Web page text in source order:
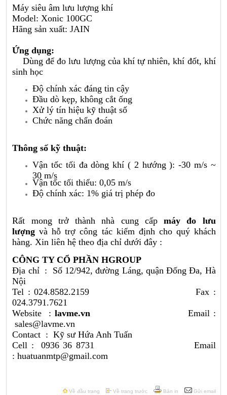
Máy siêu âm lưu lượng khí
Model: Xonic 100GC
Hãng sản xuất: JAIN
Ứng dụng:
Dùng để đo lưu lượng của khí tự nhiên, khí đốt, khí
sinh học
Độ chính xác đáng tin cậy
Đầu dò kẹp, không cắt ống
Xử lý tín hiệu kỹ thuật số
Chức năng chẩn đoán
Thông số kỹ thuật:
Vận tốc tối đa dòng khí ( 2 hướng ): -30 m/s ~
30 m/s
Vận tốc tối thiểu: 0,05 m/s
Độ chính xác: 1% giá trị phép đo
Rất mong trở thành nhà cung cấpmáy đo lưu
lượngvà hỗ trợ công tác kiểm định cho quý khách
hàng. Xin liên hệ theo địa chỉ dưới đây :
CÔNG TY CỔ PHẦN HGROUP
Địa chỉ : Số 12/942, đường Láng, quận Đống Đa, Hà
Nội
Tel : 024.8582.2159 Fax :
024.3791.7621
Website : lavme.vn Email :
sales@lavme.vn
Contact : Kỹ sư Hứa Anh Tuấn
Cell : 0936 36 8731 Email
: huatuanmtp@gmail.com
Về đầu trang Về trang trước Bản in Gửi email